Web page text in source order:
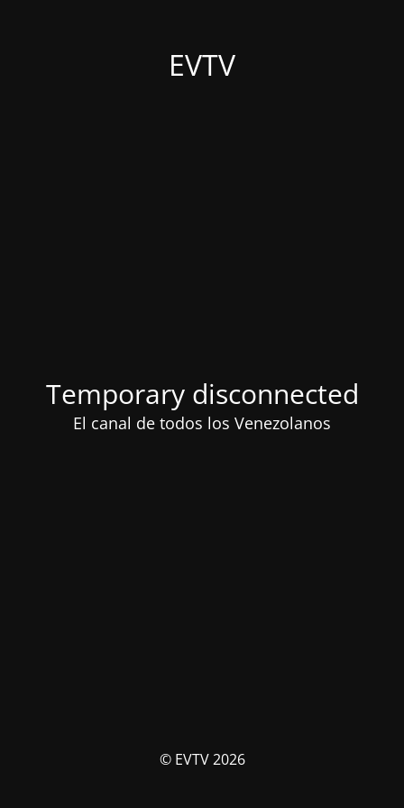
EVTV
Temporary disconnected
El canal de todos los Venezolanos
© EVTV 2026